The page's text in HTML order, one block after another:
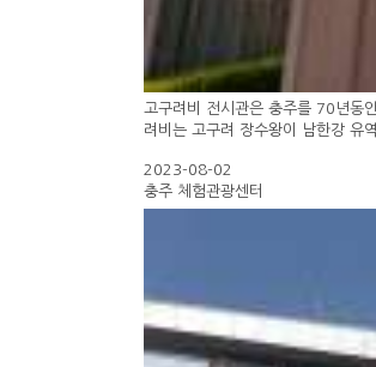
고구려비 전시관은 충주를 70년동
려비는 고구려 장수왕이 남한강 유역
2023-08-02
충주 체험관광센터